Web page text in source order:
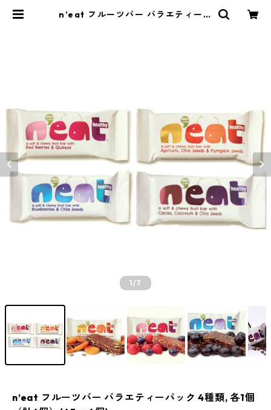
n’eat フルーツバー バラエティーパ
1/7
n’eat フルーツバー バラエティーパック 4種類, 各1個